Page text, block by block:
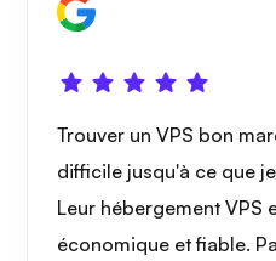
Trouver un VPS bon
difficile jusqu'à ce que
Leur hébergement VPS
économique et fiable.